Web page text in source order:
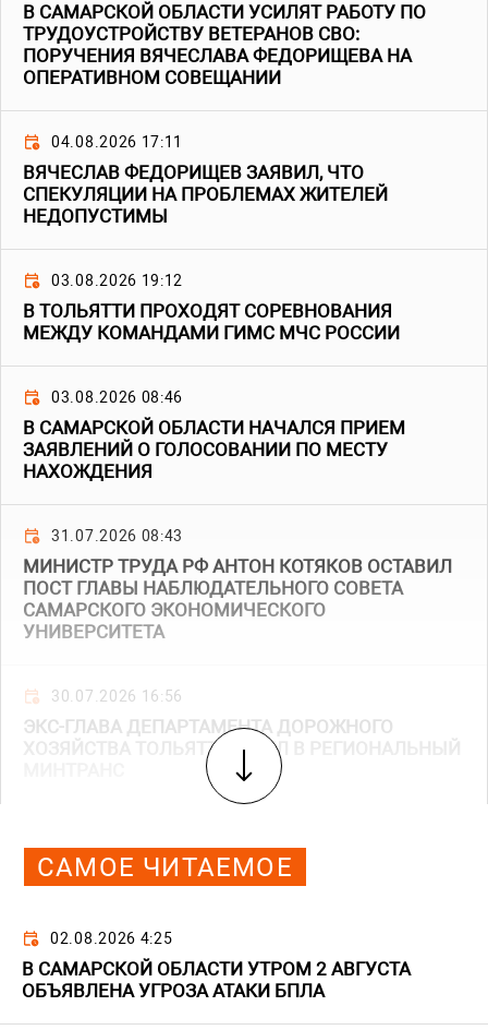
В САМАРСКОЙ ОБЛАСТИ УСИЛЯТ РАБОТУ ПО
ТРУДОУСТРОЙСТВУ ВЕТЕРАНОВ СВО:
ПОРУЧЕНИЯ ВЯЧЕСЛАВА ФЕДОРИЩЕВА НА
ОПЕРАТИВНОМ СОВЕЩАНИИ
04.08.2026 17:11
ВЯЧЕСЛАВ ФЕДОРИЩЕВ ЗАЯВИЛ, ЧТО
СПЕКУЛЯЦИИ НА ПРОБЛЕМАХ ЖИТЕЛЕЙ
НЕДОПУСТИМЫ
03.08.2026 19:12
В ТОЛЬЯТТИ ПРОХОДЯТ СОРЕВНОВАНИЯ
МЕЖДУ КОМАНДАМИ ГИМС МЧС РОССИИ
03.08.2026 08:46
В САМАРСКОЙ ОБЛАСТИ НАЧАЛСЯ ПРИЕМ
ЗАЯВЛЕНИЙ О ГОЛОСОВАНИИ ПО МЕСТУ
НАХОЖДЕНИЯ
31.07.2026 08:43
МИНИСТР ТРУДА РФ АНТОН КОТЯКОВ ОСТАВИЛ
ПОСТ ГЛАВЫ НАБЛЮДАТЕЛЬНОГО СОВЕТА
САМАРСКОГО ЭКОНОМИЧЕСКОГО
УНИВЕРСИТЕТА
30.07.2026 16:56
ЭКС-ГЛАВА ДЕПАРТАМЕНТА ДОРОЖНОГО
ХОЗЯЙСТВА ТОЛЬЯТТИ УШЕЛ В РЕГИОНАЛЬНЫЙ
САМОЕ ЧИТАЕМОЕ
02.08.2026 4:25
В САМАРСКОЙ ОБЛАСТИ УТРОМ 2 АВГУСТА
ОБЪЯВЛЕНА УГРОЗА АТАКИ БПЛА